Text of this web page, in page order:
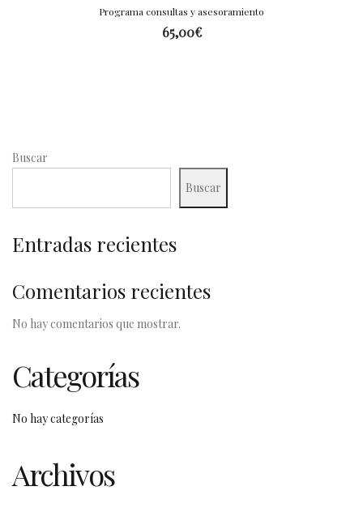
Programa consultas y asesoramiento
65,00€
Buscar
Buscar
Entradas recientes
Comentarios recientes
No hay comentarios que mostrar.
Categorías
No hay categorías
Archivos